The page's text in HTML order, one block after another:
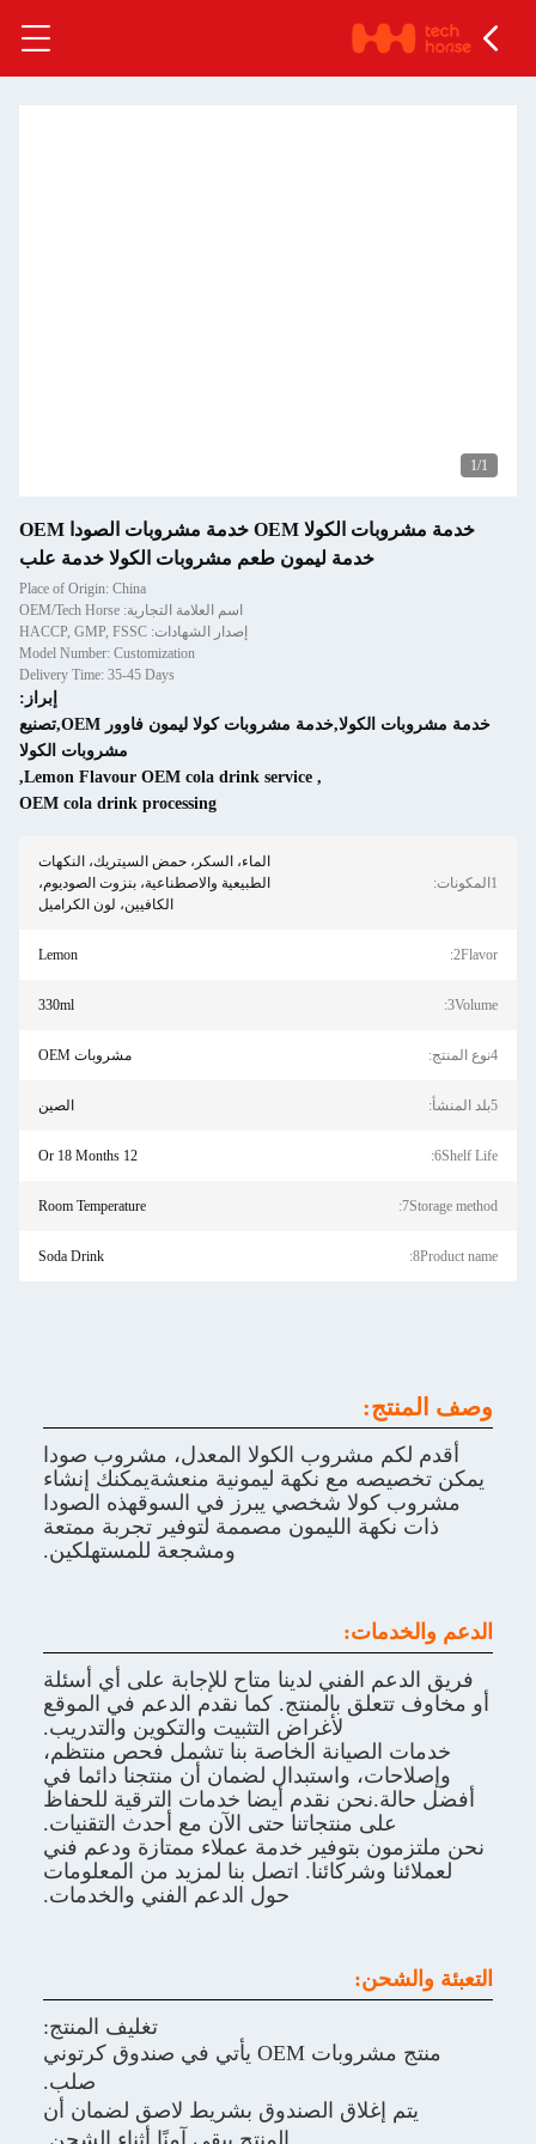
1
خدمة مشروبات الكولا OEM خدمة مشروبات الصودا OEM
خدمة ليمون طعم مشروبات الكولا خدمة علب
Place of Origin: China
اسم العلامة التجارية: OEM/Tech Horse
إصدار الشهادات: HACCP, GMP, FSSC
Model Number: Customization
Delivery Time: 35-45 Days
إبراز:
خدمة مشروبات الكولا,خدمة مشروبات كولا ليمون فاوور OEM,تصنيع
مشروبات الكولا
Lemon Flavour OEM cola drink service
,
OEM cola drink processing
الماء، السكر، حمض السيتريك، النكهات
الطبيعية والاصطناعية، بنزوت الصوديوم،
الكافيين، لون الكراميل
2Flavor:
Lemon
3Volume:
330ml
مشروبات OEM
الصين
6Shelf Life:
7Storage method:
Room Temperature
8Product name:
Soda Drink
وصف المنتج:
أقدم لكم مشروب الكولا المعدل، مشروب صودا
يمكن تخصيصه مع نكهة ليمونية منعشةيمكنك إنشاء
مشروب كولا شخصي يبرز في السوقهذه الصودا
ذات نكهة الليمون مصممة لتوفير تجربة ممتعة
ومشجعة للمستهلكين.
الدعم والخدمات:
فريق الدعم الفني لدينا متاح للإجابة على أي أسئلة
أو مخاوف تتعلق بالمنتج. كما نقدم الدعم في الموقع
لأغراض التثبيت والتكوين والتدريب.
خدمات الصيانة الخاصة بنا تشمل فحص منتظم،
وإصلاحات، واستبدال لضمان أن منتجنا دائما في
أفضل حالة.نحن نقدم أيضا خدمات الترقية للحفاظ
على منتجاتنا حتى الآن مع أحدث التقنيات.
نحن ملتزمون بتوفير خدمة عملاء ممتازة ودعم فني
لعملائنا وشركائنا. اتصل بنا لمزيد من المعلومات
حول الدعم الفني والخدمات.
التعبئة والشحن:
تغليف المنتج:
منتج مشروبات OEM يأتي في صندوق كرتوني
صلب.
يتم إغلاق الصندوق بشريط لاصق لضمان أن
المنتج يبقى آمنًا أثناء الشحن.